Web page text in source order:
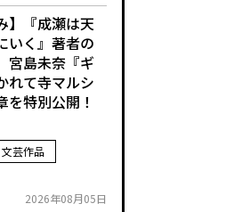
】『成瀬は天
いく』著者の
島未奈『ギ
れて寺マルシ
を特別公開！
文芸作品
2026年08月05日